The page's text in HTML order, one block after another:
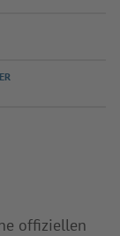
offiziellen